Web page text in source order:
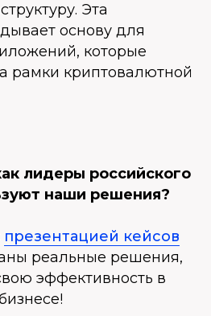
Эта
основу для
которые
рамки криптовалютной
лидеры российского
наши решения?
презентацией кейсов
реальные решения,
эффективность в